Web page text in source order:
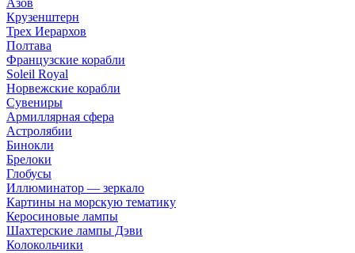
Крузенштерн
Трех Иерархов
Полтава
Французские корабли
Soleil Royal
Норвежские корабли
Сувениры
Армиллярная сфера
Астролябии
Бинокли
Брелоки
Глобусы
Иллюминатор — зеркало
Картины на морскую тематику
Керосиновые лампы
Шахтерские лампы Дэви
Колокольчики